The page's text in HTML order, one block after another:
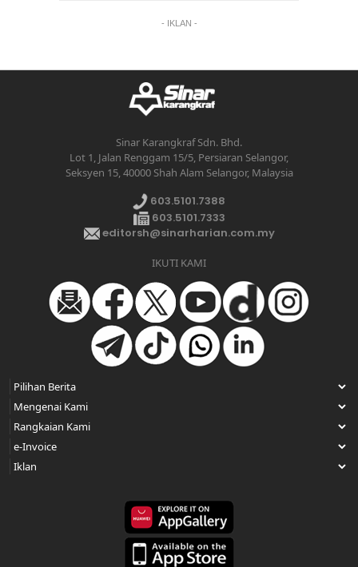
- IKLAN -
Sinar Karangkraf Sdn. Bhd.
Lot 1, Jalan Renggam 15/5, Persiaran Selangor,
Seksyen 15, 40000 Shah Alam Selangor, Malaysia
603.5101.7388
603.5101.7333
editorsh@sinarharian.com.my
IKUTI KAMI